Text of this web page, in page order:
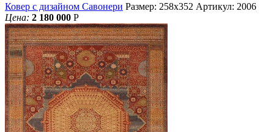
Ковер с дизайном Савонери Размер: 258х352 Артикул: 2006
Цена: 2 180 000 Р